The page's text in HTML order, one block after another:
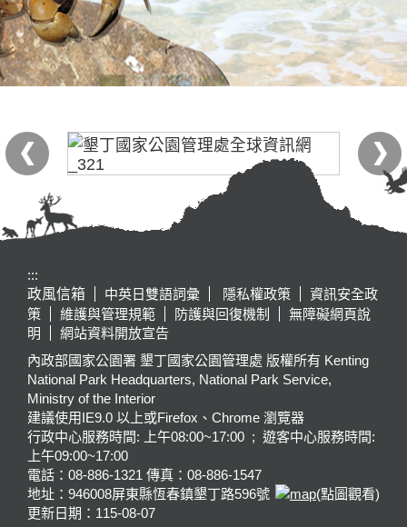
:::
政風信箱
中英日雙語詞彙 隱私權政策
資訊安全政
策
維護與管理規範 防護與回復機制
無障礙網頁說
明
網站資料開放宣告
內政部國家公園署 墾丁國家公園管理處 版權所有 Kenting
National Park Headquarters, National Park Service,
Ministry of the Interior
建議使用IE9.0 以上或Firefox、Chrome 瀏覽器
行政中心服務時間: 上午08:00~17:00 ; 遊客中心服務時間:
上午09:00~17:00
電話：08-886-1321 傳真：08-886-1547
地址：946008屏東縣恆春鎮墾丁路596號
(點圖觀看)
更新日期： 115-08-07